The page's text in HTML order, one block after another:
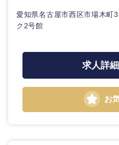
愛知県名古屋市西区市場木町
ク2号館
求人詳
お